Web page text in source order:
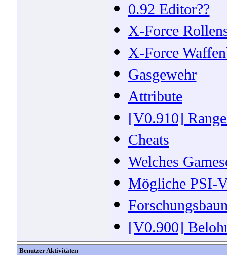
0.92 Editor??
X-Force
X-Force
Gasgewehr
Attribute
[V0.910]
Cheats
Welches
Mögliche PSI-
[V0.900]
Benutzer Aktivitäten